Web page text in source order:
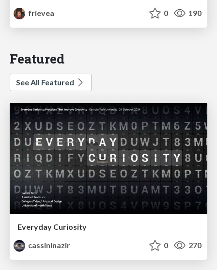
frievea
0 190
Featured
See All Featured
Everyday Curiosity
cassininazir
0 270